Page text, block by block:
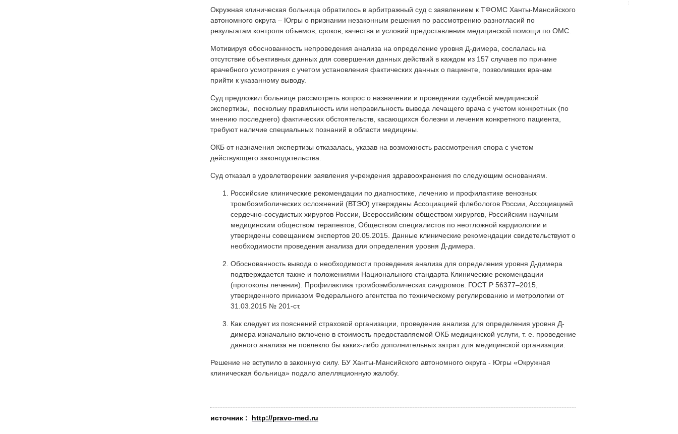
Окружная клиническая больница обратилось в арбитражный суд с заявлением к ТФОМС Ханты-Мансийского
автономного округа – Югры о признании незаконным решения по рассмотрению разногласий по
результатам контроля объемов, сроков, качества и условий предоставления медицинской помощи по ОМС.
Мотивируя обоснованность непроведения анализа на определение уровня Д-димера, сослалась на
отсутствие объективных данных для совершения данных действий в каждом из 157 случаев по причине
врачебного усмотрения с учетом установления фактических данных о пациенте, позволивших врачам
прийти к указанному выводу.
Суд предложил больнице рассмотреть вопрос о назначении и проведении судебной медицинской
экспертизы, поскольку правильность или неправильность вывода лечащего врача с учетом конкретных (по
мнению последнего) фактических обстоятельств, касающихся болезни и лечения конкретного пациента,
требуют наличие специальных познаний в области медицины.
ОКБ от назначения экспертизы отказалась, указав на возможность рассмотрения спора с учетом
действующего законодательства.
Суд отказал в удовлетворении заявления учреждения здравоохранения по следующим основаниям.
Российские клинические рекомендации по диагностике, лечению и профилактике венозных
тромбоэмболических осложнений (ВТЭО) утверждены Ассоциацией флебологов России, Ассоциацией
сердечно-сосудистых хирургов России, Всероссийским обществом хирургов, Российским научным
медицинским обществом терапевтов, Обществом специалистов по неотложной кардиологии и
утверждены совещанием экспертов 20.05.2015. Данные клинические рекомендации свидетельствуют о
необходимости проведения анализа для определения уровня Д-димера.
Обоснованность вывода о необходимости проведения анализа для определения уровня Д-димера
подтверждается также и положениями Национального стандарта Клинические рекомендации
(протоколы лечения). Профилактика тромбоэмболических синдромов. ГОСТ Р 56377–2015,
утвержденного приказом Федерального агентства по техническому регулированию и метрологии от
31.03.2015 № 201-ст.
Как следует из пояснений страховой организации, проведение анализа для определения уровня Д-
димера изначально включено в стоимость предоставляемой ОКБ медицинской услуги, т. е. проведение
данного анализа не повлекло бы каких-либо дополнительных затрат для медицинской организации.
Решение не вступило в законную силу. БУ Ханты-Мансийского автономного округа - Югры «Окружная
клиническая больница» подало апелляционную жалобу.
источник : http://pravo-med.ru